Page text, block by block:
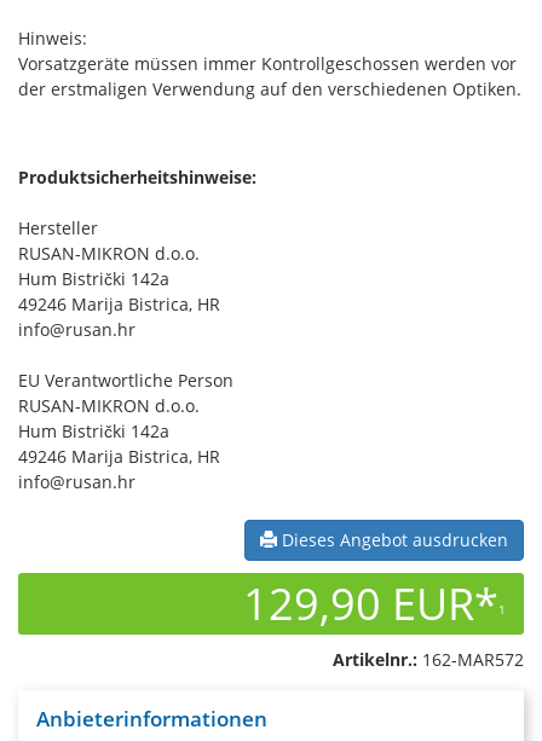
Hinweis:
Vorsatzgeräte müssen immer Kontrollgeschossen werden vor
der erstmaligen Verwendung auf den verschiedenen Optiken.
Produktsicherheitshinweise:
Hersteller
RUSAN-MIKRON d.o.o.
Hum Bistrički 142a
49246 Marija Bistrica, HR
info@rusan.hr
EU Verantwortliche Person
RUSAN-MIKRON d.o.o.
Hum Bistrički 142a
49246 Marija Bistrica, HR
info@rusan.hr
Dieses Angebot ausdrucken
129,90 EUR*1
Artikelnr.: 162-MAR572
Anbieterinformationen